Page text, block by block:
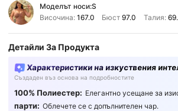
Моделът носи:S
Височина: 167.0 Бюст97.0 Талия:
Детайли За Продукта
Характеристики на изкуствения
Създаден въз основа на подробностите
100% Полиестер: Елегантно усещане за
парти: Облечете се с допълнителен чар.